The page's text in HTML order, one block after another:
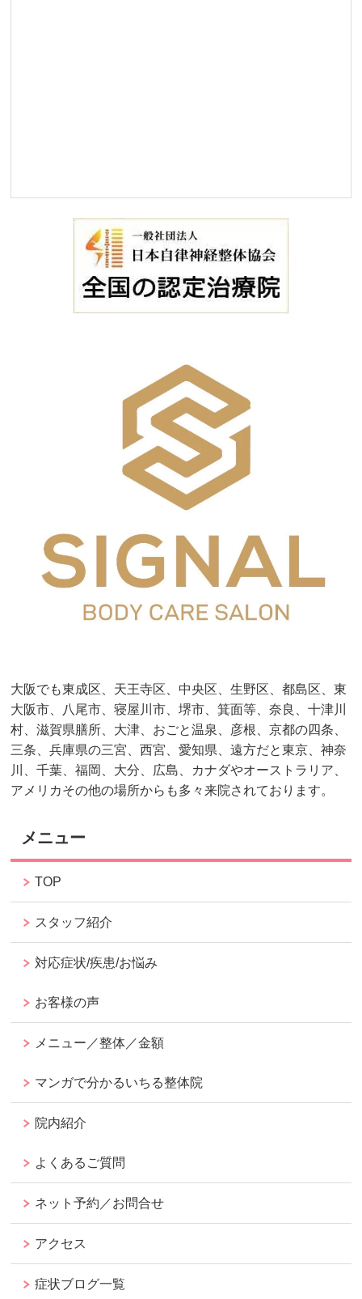
大阪でも東成区、天王寺区、中央区、生野区、都島区、東
大阪市、八尾市、寝屋川市、堺市、箕面等、奈良、十津川
村、滋賀県膳所、大津、おごと温泉、彦根、京都の四条、
三条、兵庫県の三宮、西宮、愛知県、遠方だと東京、神奈
川、千葉、福岡、大分、広島、カナダやオーストラリア、
アメリカその他の場所からも多々来院されております。
メニュー
TOP
スタッフ紹介
対応症状/疾患/お悩み
お客様の声
メニュー／整体／金額
マンガで分かるいちる整体院
院内紹介
よくあるご質問
ネット予約／お問合せ
アクセス
症状ブログ一覧